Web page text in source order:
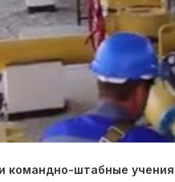
командно-штабные